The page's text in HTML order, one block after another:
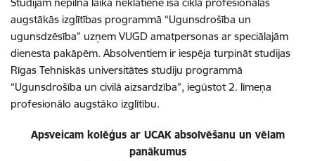
augstākās izglītības programmā “Ugunsdrošība un
ugunsdzēsība” uzņem VUGD amatpersonas ar speciālajām
dienesta pakāpēm. Absolventiem ir iespēja turpināt studijas
Rīgas Tehniskās universitātes studiju programmā
“Ugunsdrošība un civilā aizsardzība”, iegūstot 2. līmeņa
profesionālo augstāko izglītību.
Apsveicam kolēģus ar UCAK absolvēšanu un vēlam
panākumus